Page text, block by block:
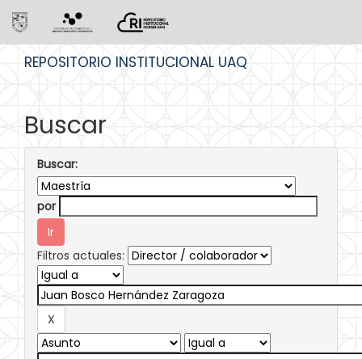
REPOSITORIO INSTITUCIONAL UAQ
Buscar
Buscar:
por
Filtros actuales: